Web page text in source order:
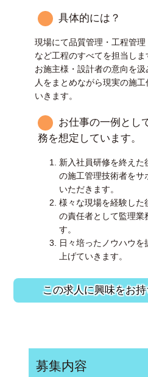
具体的には？
現場にて品質管理・工程管
など工程のすべてを担当しま
お施主様・設計者の意向を
人をまとめながら現実の施
いきます。
お仕事の一例とし
務を想定しています。
新入社員研修を終え
の施工管理技術者をサ
いただきます。
様々な現場を経験した
の責任者として監理業
す。
日々培ったノウハウを
上げていきます。
この求人に興味をお
募集内容